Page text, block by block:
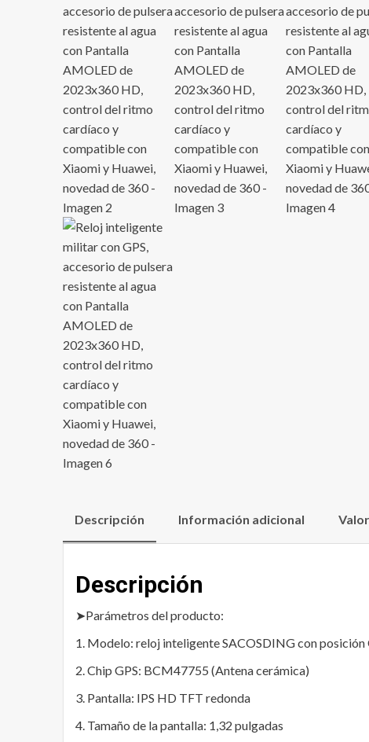
Descripción Información adicional
Descripción
➤Parámetros del producto:
1. Modelo: reloj inteligente SACOSDING con posición
2. Chip GPS: BCM47755 (Antena cerámica)
3. Pantalla: IPS HD TFT redonda
4. Tamaño de la pantalla: 1,32 pulgadas